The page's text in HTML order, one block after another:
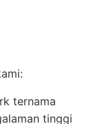
ternama
tinggi